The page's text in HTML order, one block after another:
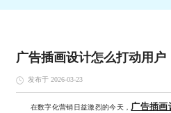
广告插画设计怎么打动用户
发布于 2026-03-23
在数字化营销日益激烈的今天， 广告插画